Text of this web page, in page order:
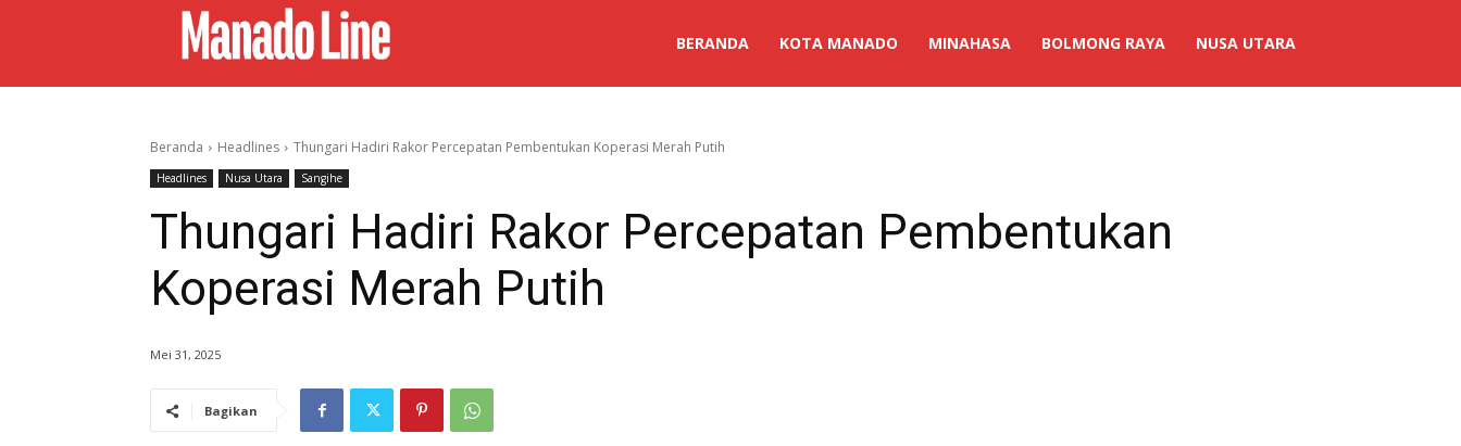
BERANDA KOTA MANADO MINAHASA BOLMONG RAYA NUSA UTARA
Beranda Headlines Thungari Hadiri Rakor Percepatan Pembentukan Koperasi Merah Putih
Headlines Nusa Utara Sangihe
Thungari Hadiri Rakor Percepatan Pembentukan
Koperasi Merah Putih
Mei 31, 2025
Bagikan